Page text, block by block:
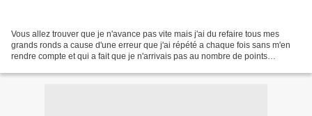
Vous allez trouver que je n'avance pas vite mais j'ai du refaire tous mes
grands ronds a cause d'une erreur que j'ai répété a chaque fois sans m'en
rendre compte et qui a fait que je n'arrivais pas au nombre de points